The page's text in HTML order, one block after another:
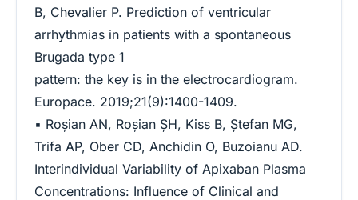
B, Chevalier P. Prediction of ventricular
arrhythmias in patients with a spontaneous
Brugada type 1
pattern: the key is in the electrocardiogram.
Europace. 2019;21(9):1400-1409.
▪ Roşian AN, Roşian ŞH, Kiss B, Ştefan MG,
Trifa AP, Ober CD, Anchidin O, Buzoianu AD.
Interindividual Variability of Apixaban Plasma
Concentrations: Influence of Clinical and